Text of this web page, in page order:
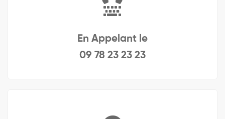
En Appelant le
09 78 23 23 23